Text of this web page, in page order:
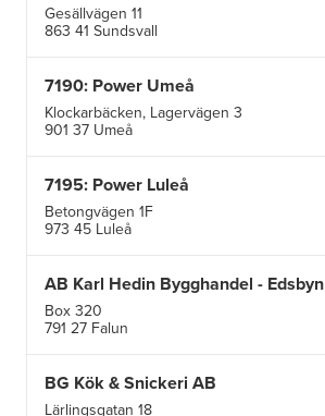
Gesällvägen 11
863 41 Sundsvall
7190: Power Umeå
Klockarbäcken, Lagervägen 3
901 37 Umeå
7195: Power Luleå
Betongvägen 1F
973 45 Luleå
AB Karl Hedin Bygghandel - Edsbyn
Box 320
791 27 Falun
BG Kök & Snickeri AB
Lärlingsgatan 18